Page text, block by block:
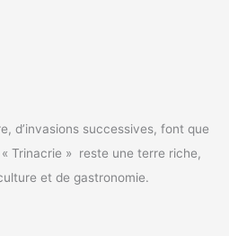
d’invasions successives, font que
Trinacrie » reste une terre riche,
et de gastronomie.